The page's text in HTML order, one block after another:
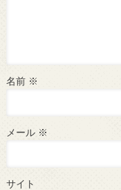
名前 ※
メール ※
サイト